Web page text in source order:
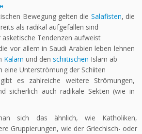
Bewegung gelten die Salafisten, die
als radikal aufgefallen sind
asketische Tendenzen aufweist
vor allem in Saudi Arabien leben lehnen
Kalam und den schiitischen Islam ab
eine Unterströmung der Schiiten
es zahlreiche weitere Strömungen,
sicherlich auch radikale Sekten (wie in
sich das ähnlich, wie Katholiken,
Gruppierungen, wie der Griechisch- oder